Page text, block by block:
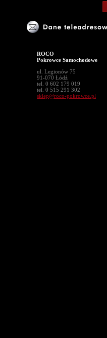
ROCO
Pokrowce Samochodowe
ul. Legionów 75
91-070 Łódź
tel. 0 602 179 019
tel. 0 515 291 302
sklep@roco-pokrowce.pl